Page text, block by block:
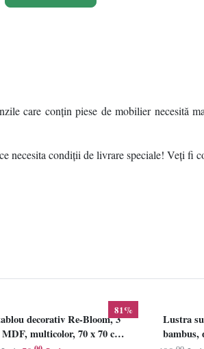
care conțin piese de mobilier necesită
necesita condiții de livrare speciale! Veți fi
81%
decorativ Re-Bloom, 3
MDF, multicolor, 70 x 70 cm,
Lustra
bambus,